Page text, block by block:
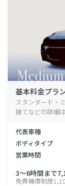
基本料金プラ
スタンダード・
捨てなどの詳細
代表車種
ボディタイプ
営業時間
3～6時間まで
免責補償制度